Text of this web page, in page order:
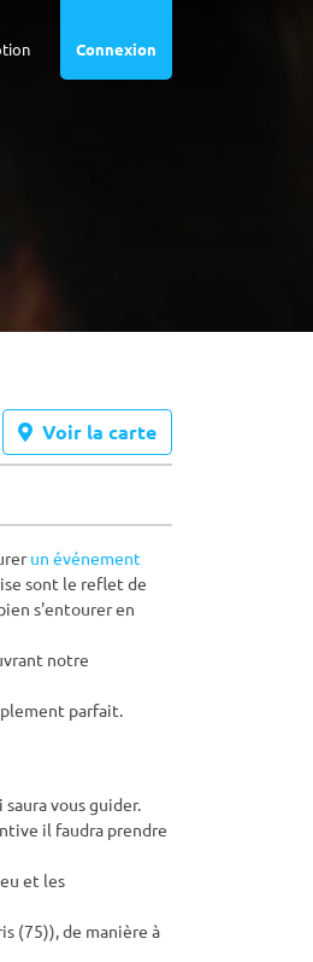
Connexion
Voir la carte
un événement
sont le reflet de
s'entourer en
notre
parfait.
vous guider.
il faudra prendre
et les
(75)), de manière à